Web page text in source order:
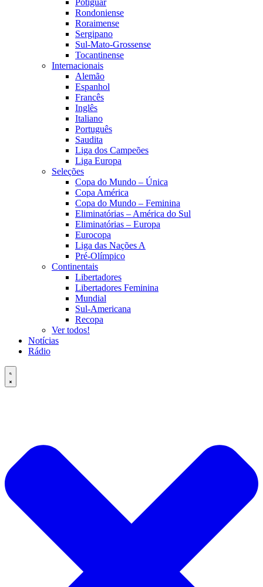
Rondoniense
Roraimense
Sergipano
Sul-Mato-Grossense
Tocantinense
Internacionais
Alemão
Espanhol
Francês
Inglês
Italiano
Português
Saudita
Liga dos Campeões
Liga Europa
Seleções
Copa do Mundo – Única
Copa América
Copa do Mundo – Feminina
Eliminatórias – América do Sul
Eliminatórias – Europa
Eurocopa
Liga das Nações A
Pré-Olímpico
Continentais
Libertadores
Libertadores Feminina
Mundial
Sul-Americana
Recopa
Ver todos!
Notícias
Rádio